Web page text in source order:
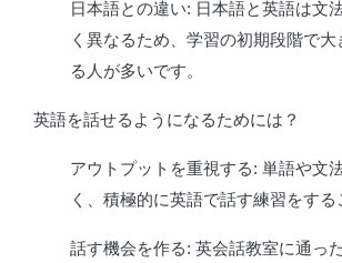
日本語との違い: 日本語と英語は文
く異なるため、学習の初期段階で
る人が多いです。
英語を話せるようになるためには？
アウトプットを重視する: 単語や文
く、積極的に英語で話す練習をする
話す機会を作る: 英会話教室に通っ